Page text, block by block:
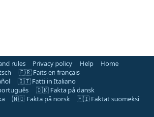
rules Privacy policy Help
Home
🇫🇷 Faits en français
🇮🇹 Fatti in Italiano
🇩🇰 Fakta på dansk
🇳🇴 Fakta på norsk
🇫🇮 Faktat suomeksi